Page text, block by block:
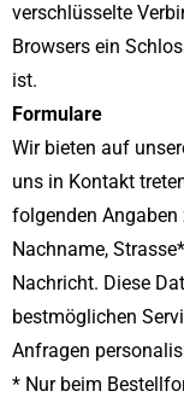
verschlüsselte
Browsers ein
ist.
Formulare
Wir bieten auf
uns in Kontakt
folgenden
Nachname,
Nachricht. Diese
bestmöglichen
Anfragen
* Nur beim